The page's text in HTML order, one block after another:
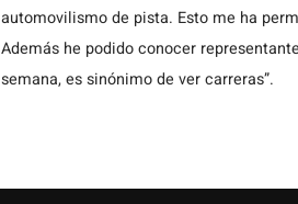
automovilismo de pista. Esto me ha
Además he podido conocer
semana, es sinónimo de ver carreras”.